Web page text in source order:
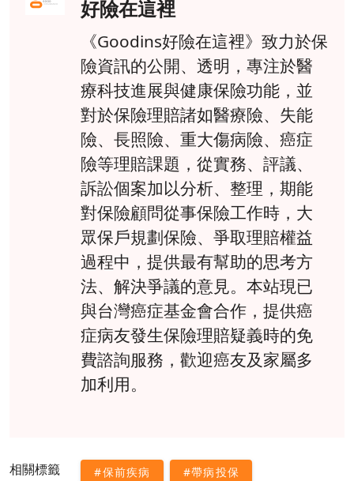
好險在這裡
《Goodins好險在這裡》致力於保
險資訊的公開、透明，專注於醫
療科技進展與健康保險功能，並
對於保險理賠諸如醫療險、失能
險、長照險、重大傷病險、癌症
險等理賠課題，從實務、評議、
訴訟個案加以分析、整理，期能
對保險顧問從事保險工作時，大
眾保戶規劃保險、爭取理賠權益
過程中，提供最有幫助的思考方
法、解決爭議的意見。本站現已
與台灣癌症基金會合作，提供癌
症病友發生保險理賠疑義時的免
費諮詢服務，歡迎癌友及家屬多
加利用。
相關標籤 #保前疾病 #帶病投保